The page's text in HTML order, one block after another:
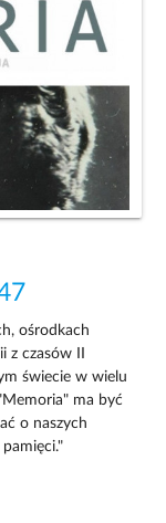
ośrodkach
z czasów II
świecie w wielu
ma być
o naszych